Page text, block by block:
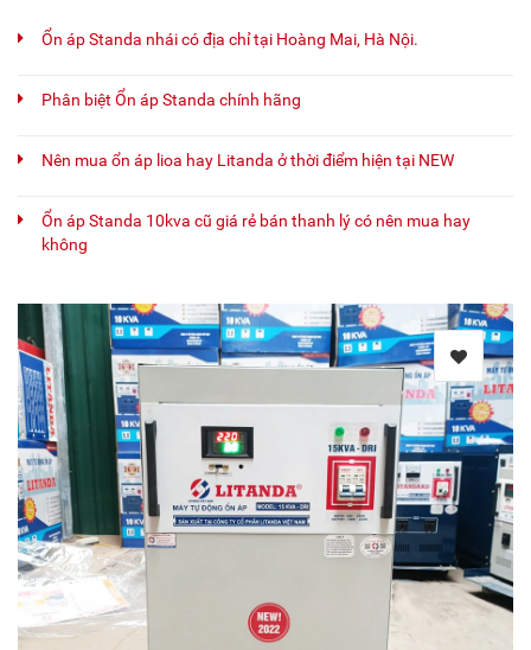
Ổn áp Standa nhái có địa chỉ tại Hoàng Mai, Hà Nội.
Phân biệt Ổn áp Standa chính hãng
Nên mua ổn áp lioa hay Litanda ở thời điểm hiện tại NEW
Ổn áp Standa 10kva cũ giá rẻ bán thanh lý có nên mua hay
không